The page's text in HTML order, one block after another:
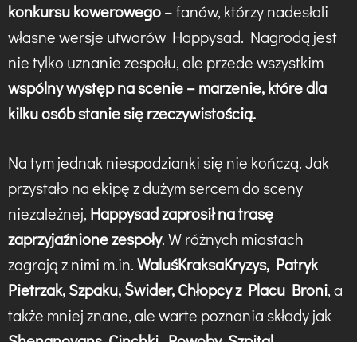
konkursu kowerowego– fanów, którzy nadesłali
własne wersje utworów Happysad. Nagrodą jest
nie tylko uznanie zespołu, ale przede wszystkim
wspólny występ na scenie – marzenie, które dla
kilku osób stanie się rzeczywistością.
Na tym jednak niespodzianki się nie kończą. Jak
przystało na ekipę z dużym sercem do sceny
niezależnej, Happysad zaprosił na trasę
zaprzyjaźnione zespoły. W różnych miastach
zagrają z nimi m.in.WaluśKraksaKryzys, Patryk
Pietrzak, Szpaku, Świder, Chłopcy z Placu Broni, a
także mniej znane, ale warte poznania składy jak